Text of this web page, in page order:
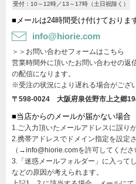
受付：10～12時／13～17時（土日祝除く）
■メールは24時間受け付けておりま
info@hiorie.com
＞＞お問い合わせフォームはこちら
営業時間外に頂いたお問い合わせの返
の配信になります。
※受注の状況により遅れる場合がござ
〒598-0024 大阪府泉佐野市上之郷
■当店からのメールが届かない場合
1.ご入力頂いたメールアドレスに誤りが
2.携帯アドレスでドメイン指定を設定さ
（→info@hiorie.comを許可してくださ
3.「迷惑メールフォルダー」に入って
などの原因が考えられます。